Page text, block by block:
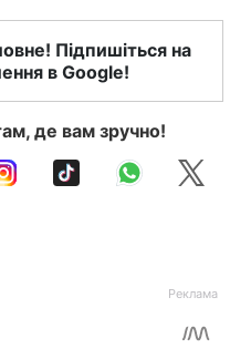
Підпишіться на
в Google!
де вам зручно!